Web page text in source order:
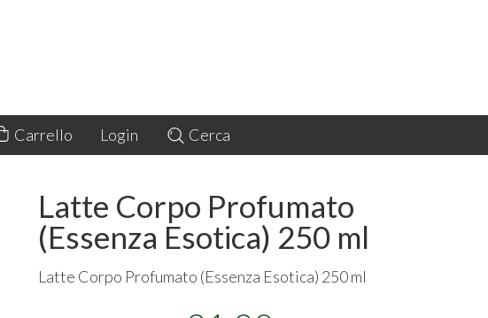
Carrello Login Cerca
Latte Corpo Profumato
(Essenza Esotica) 250 ml
Latte Corpo Profumato (Essenza Esotica) 250 ml